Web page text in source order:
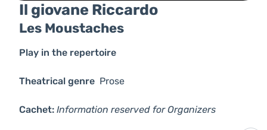
Il giovane Riccardo
Les Moustaches
Play in the repertoire
Theatrical genre Prose
Cachet: Information reserved for Organizers